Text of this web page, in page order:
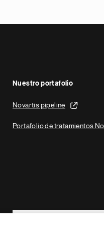
Nuestro portafolio
Novartis pipeline
Portafolio de tratamientos
Footer Site Search